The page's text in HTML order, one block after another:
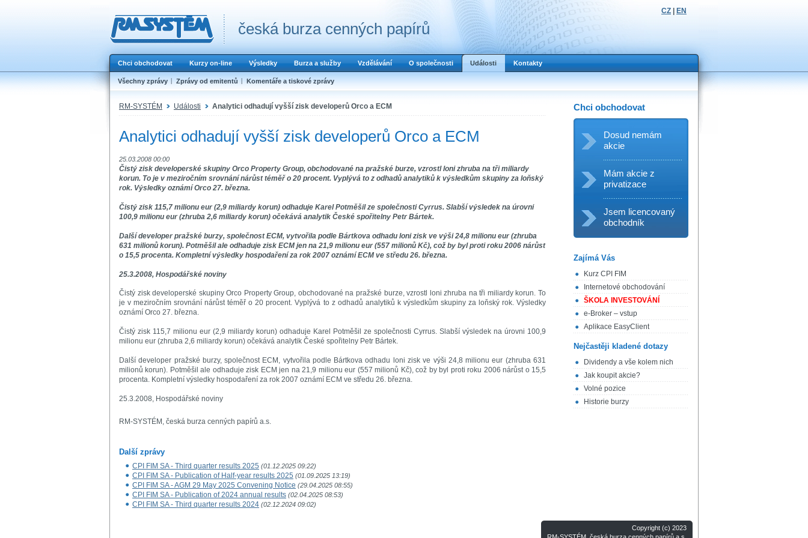
česká burza cenných papírů
CZ EN
Chci obchodovat Kurzy on-line Výsledky Burza a služby Vzdělávání O společnosti Události Kontakty
Všechny zprávy Zprávy od emitentů Komentáře a tiskové zprávy
RM-SYSTÉM Události Analytici odhadují vyšší zisk developerů Orco a ECM
Analytici odhadují vyšší zisk developerů Orco a ECM
25.03.2008 00:00
Čistý zisk developerské skupiny Orco Property Group, obchodované na pražské burze, vzrostl loni zhruba na tři miliardy
korun. To je v meziročním srovnání nárůst téměř o 20 procent. Vyplývá to z odhadů analytiků k výsledkům skupiny za loňský
rok. Výsledky oznámí Orco 27. března.
Čistý zisk 115,7 milionu eur (2,9 miliardy korun) odhaduje Karel Potměšil ze společnosti Cyrrus. Slabší výsledek na úrovni
100,9 milionu eur (zhruba 2,6 miliardy korun) očekává analytik České spořitelny Petr Bártek.
Další developer pražské burzy, společnost ECM, vytvořila podle Bártkova odhadu loni zisk ve výši 24,8 milionu eur (zhruba
631 milionů korun). Potměšil ale odhaduje zisk ECM jen na 21,9 milionu eur (557 milionů Kč), což by byl proti roku 2006 nárůst
o 15,5 procenta. Kompletní výsledky hospodaření za rok 2007 oznámí ECM ve středu 26. března.
25.3.2008, Hospodářské noviny
Čistý zisk developerské skupiny Orco Property Group, obchodované na pražské burze, vzrostl loni zhruba na tři miliardy korun. To
je v meziročním srovnání nárůst téměř o 20 procent. Vyplývá to z odhadů analytiků k výsledkům skupiny za loňský rok. Výsledky
oznámí Orco 27. března.
Čistý zisk 115,7 milionu eur (2,9 miliardy korun) odhaduje Karel Potměšil ze společnosti Cyrrus. Slabší výsledek na úrovni 100,9
milionu eur (zhruba 2,6 miliardy korun) očekává analytik České spořitelny Petr Bártek.
Další developer pražské burzy, společnost ECM, vytvořila podle Bártkova odhadu loni zisk ve výši 24,8 milionu eur (zhruba 631
milionů korun). Potměšil ale odhaduje zisk ECM jen na 21,9 milionu eur (557 milionů Kč), což by byl proti roku 2006 nárůst o 15,5
procenta. Kompletní výsledky hospodaření za rok 2007 oznámí ECM ve středu 26. března.
25.3.2008, Hospodářské noviny
RM-SYSTÉM, česká burza cenných papírů a.s.
Další zprávy
CPI FIM SA - Third quarter results 2025 (01.12.2025 09:22)
CPI FIM SA - Publication of Half-year results 2025 (01.09.2025 13:19)
CPI FIM SA - AGM 29 May 2025 Convening Notice (29.04.2025 08:55)
CPI FIM SA - Publication of 2024 annual results (02.04.2025 08:53)
CPI FIM SA - Third quarter results 2024 (02.12.2024 09:02)
Chci obchodovat
Dosud nemám
akcie
Mám akcie z
privatizace
Jsem licencovaný
obchodník
Zajímá Vás
Kurz CPI FIM
Internetové obchodování
ŠKOLA INVESTOVÁNÍ
e-Broker – vstup
Aplikace EasyClient
Nejčastěji kladené dotazy
Dividendy a vše kolem nich
Jak koupit akcie?
Volné pozice
Historie burzy
Copyright (c) 2023